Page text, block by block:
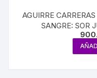
AGUIRRE
SANGRE: SOR